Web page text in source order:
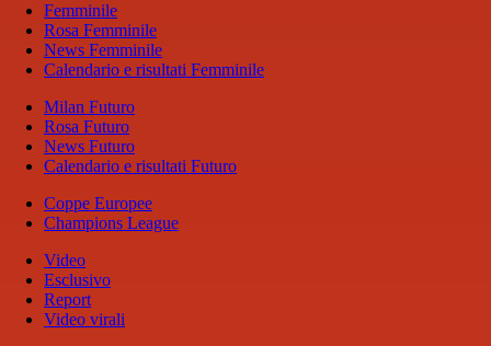
Femminile
Rosa Femminile
News Femminile
Calendario e risultati Femminile
Milan Futuro
Rosa Futuro
News Futuro
Calendario e risultati Futuro
Coppe Europee
Champions League
Video
Esclusivo
Report
Video virali